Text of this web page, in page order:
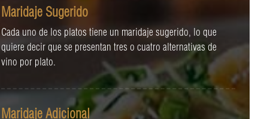
Maridaje Sugerido
Cada uno de los platos tiene un maridaje sugerido, lo que
quiere decir que se presentan tres o cuatro alternativas de
vino por plato.
Maridaje Adicional